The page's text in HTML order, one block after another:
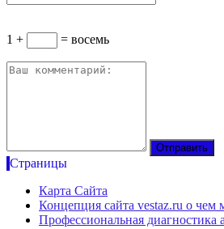
1 + = восемь
Страницы
Карта Сайта
Концепция сайта vestaz.ru о чем
Профессиональная